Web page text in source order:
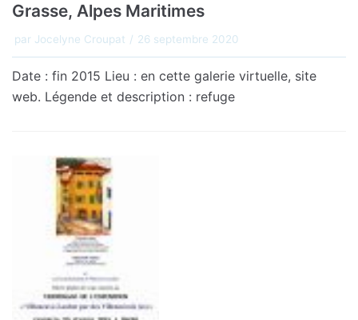
Grasse, Alpes Maritimes
par Jocelyne Croupat 26 septembre 2020
Date : fin 2015 Lieu : en cette galerie virtuelle, site
web. Légende et description : refuge